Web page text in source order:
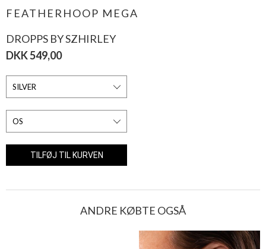
FEATHERHOOP MEGA
DROPPS BY SZHIRLEY
DKK 549,00
ANDRE KØBTE OGSÅ